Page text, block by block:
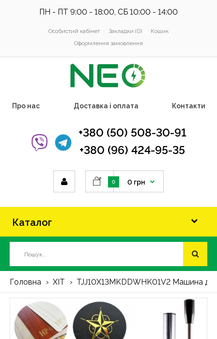
ПН - ПТ 9:00 - 18:00, СБ 10:00 - 14:00
Особистий кабінет Закладки (0)
Кошик
Оформлення замовлення
Про нас Доставка і оплата Контакти
+380 (50) 508-30-91
+380 (96) 424-95-35
0 0 грн
Каталог
Головна ХІТ TJJ10X13MKDDWHK01V2 Машина